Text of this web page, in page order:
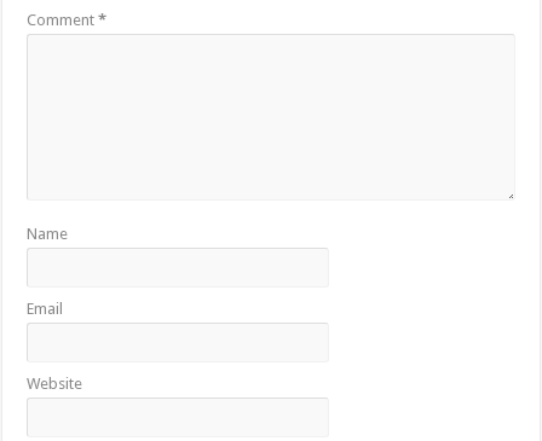
Comment*
Name
Email
Website